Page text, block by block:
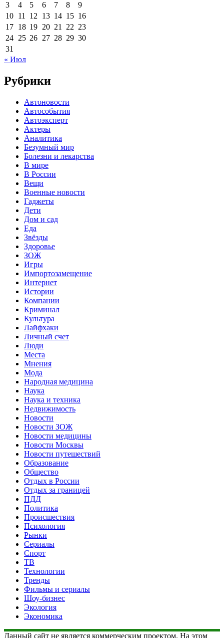
3
4 5 6 7 8
9
10 11 12 13 14 15 16
17 18 19 20 21 22 23
24 25 26 27 28 29 30
31
« Июл
Рубрики
Автоновости
Автособытия
Автоэксперт
Актеры
Аналитика
Безумный мир
Болезни и лекарства
В мире
В России
Вещи
Военные новости
Гаджеты
Дети
Дом и сад
Еда
Звёзды
Здоровье
ЗОЖ
Игры
Импортозамещение
Интернет
Истории
Компании
Криминал
Культура
Лайфхаки
Личный счет
Люди
Места
Мнения
Мода
Народная медицина
Наука
Наука и техника
Недвижимость
Новости
Новости ЗОЖ
Новости медицины
Новости Москвы
Новости путешествий
Образование
Общество
Отдых в России
Отдых за границей
ПДД
Политика
Происшествия
Психология
Рынки
Сериалы
Спорт
ТВ
Технологии
Тренды
Фильмы и сериалы
Шоу-бизнес
Экология
Экономика
Данный сайт не является коммерческим проектом. На этом